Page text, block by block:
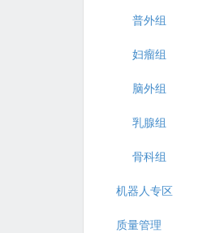
普外组
妇瘤组
脑外组
乳腺组
骨科组
机器人专区
质量管理